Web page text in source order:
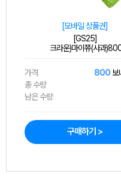
[모바일 상품권]
[GS25]
크라운)마이쮸(사과
가격 800 보
총 수량
남은 수량
구매하기 >